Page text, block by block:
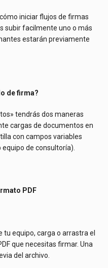
iniciar flujos de firmas
subir facilmente uno o más
estarán previamente
de firma?
tendrás dos maneras
cargas de documentos en
con campos variables
de consultoría).
PDF
tu equipo, carga o arrastra el
que necesitas firmar. Una
del archivo.